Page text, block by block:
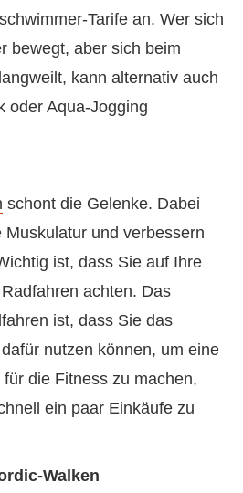
Tarife an. Wer sich
bewegt, aber sich beim
kann alternativ auch
oder Aqua-Jogging
schont die Gelenke. Dabei
Muskulatur und verbessern
ist, dass Sie auf Ihre
achten. Das
ist, dass Sie das
nutzen können, um eine
die Fitness zu machen,
ein paar Einkäufe zu
Walken